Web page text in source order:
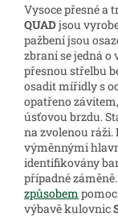
Vysoce přesné a
QUADjsou
pažbení jsou
zbraní se jedná o
přesnou střelbu
osadit mířidly s
opatřeno
úsťovou brzdu.
na zvolenou ráži.
výměnnými
identifikovány
případné
způsobem
výbavě kulovnic